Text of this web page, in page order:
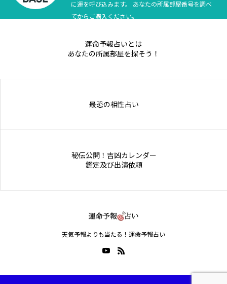
に運を呼び込みます。 あなたの所属部屋番号を調べ
てからご購入ください。
運命予報占いとは
あなたの所属部屋を探そう！
最恐の相性占い
秘伝公開！吉凶カレンダー
鑑定及び出演依頼
天気予報よりも当たる！運命予報占い